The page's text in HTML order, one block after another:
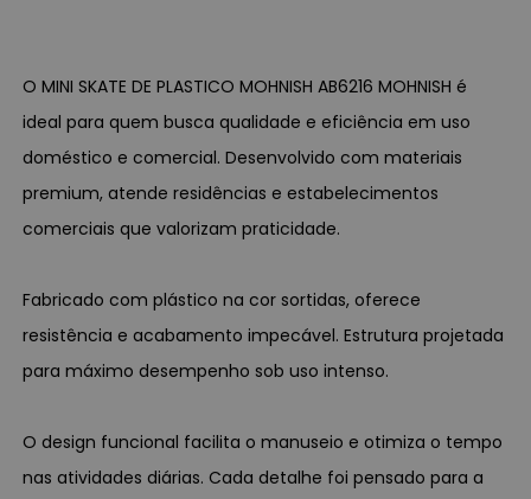
O MINI SKATE DE PLASTICO MOHNISH AB6216 MOHNISH é
ideal para quem busca qualidade e eficiência em uso
doméstico e comercial. Desenvolvido com materiais
premium, atende residências e estabelecimentos
comerciais que valorizam praticidade.
Fabricado com plástico na cor sortidas, oferece
resistência e acabamento impecável. Estrutura projetada
para máximo desempenho sob uso intenso.
O design funcional facilita o manuseio e otimiza o tempo
nas atividades diárias. Cada detalhe foi pensado para a